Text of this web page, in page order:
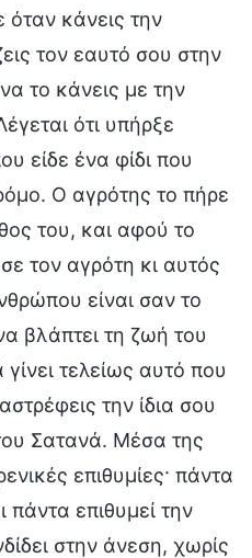
όταν κάνεις την
τον εαυτό σου στην
το κάνεις με την
ότι υπήρξε
είδε ένα φίδι που
Ο αγρότης το πήρε
του, και αφού το
τον αγρότη κι αυτός
είναι σαν το
βλάπτει τη ζωή του
τελείως αυτό που
την ίδια σου
Σατανά. Μέσα της
επιθυμίες· πάντα
πάντα επιθυμεί την
στην άνεση, χωρίς